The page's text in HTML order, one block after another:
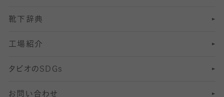
Mサイズ（25～27cm）
Lサイズ（27～29cm）
足の臭い対策
冷え対策
靴ずれ対策
快適な睡眠対策
靴下辞典
工場紹介
タビオのSDGs
お問い合わせ